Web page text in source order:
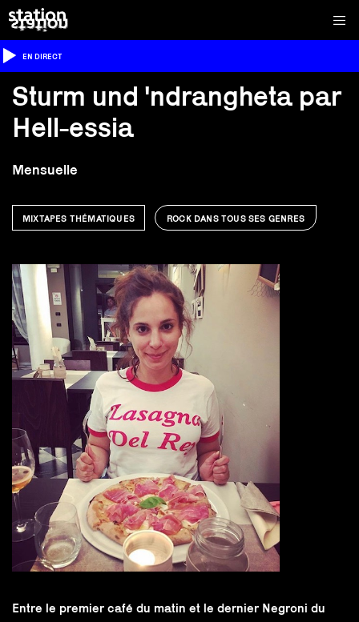
EN DIRECT
Sturm und 'ndrangheta par
Hell-essia
Mensuelle
MIXTAPES THÉMATIQUES ROCK DANS TOUS SES GENRES
Entre le premier café du matin et le dernier Negroni du